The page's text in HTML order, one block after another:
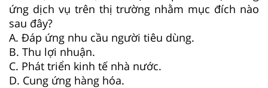
ứng dịch vụ trên thị trường nhằm mục đích nào
sau đây?
A. Đáp ứng nhu cầu người tiêu dùng.
B. Thu lợi nhuận.
C. Phát triển kinh tế nhà nước.
D. Cung ứng hàng hóa.